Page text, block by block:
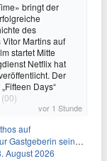
bringt der
des
Martins auf
startet Mitte
Netflix hat
Der
Days“
(00)
vor 1 Stunde
auf
seines Reality-Podcasts
August 2026